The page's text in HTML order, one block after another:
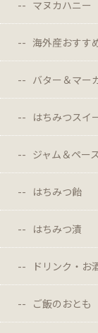
マヌカハニー
海外産おすす
バター＆マー
はちみつスイ
ジャム＆ペー
はちみつ飴
はちみつ漬
ドリンク・お
ご飯のおとも